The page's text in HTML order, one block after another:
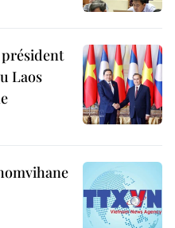
président
Laos